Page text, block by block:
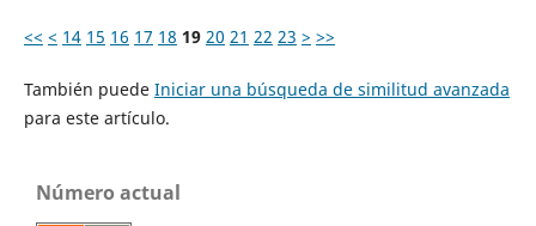
<< < 14 15 16 17 18 19 20 21 22 23 > >>
También puede Iniciar una búsqueda de similitud avanzada
para este artículo.
Número actual